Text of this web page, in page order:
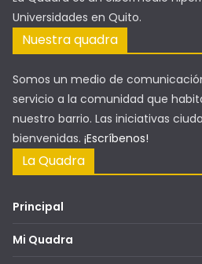
Universidades en Quito.
Nuestra quadra
Somos un medio de
servicio a la comunidad que
nuestro barrio. Las iniciativas
bienvenidas. ¡Escríbenos!
La Quadra
Principal
Mi Quadra